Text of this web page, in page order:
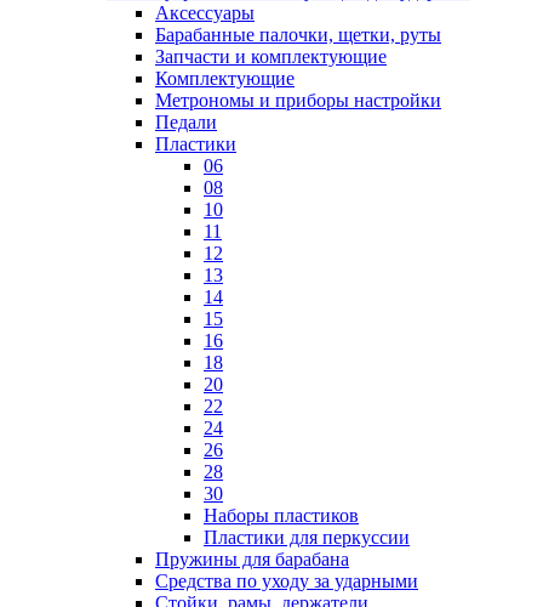
Аксессуары
Барабанные палочки, щетки, руты
Запчасти и комплектующие
Комплектующие
Метрономы и приборы настройки
Педали
Пластики
06
08
10
11
12
13
14
15
16
18
20
22
24
26
28
30
Наборы пластиков
Пластики для перкуссии
Пружины для барабана
Средства по уходу за ударными
Стойки, рамы, держатели